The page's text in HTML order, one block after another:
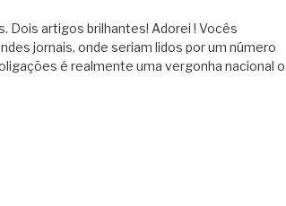
Dois artigos brilhantes! Adorei ! Vocês
jornais, onde seriam lidos por um número
é realmente uma vergonha nacional o